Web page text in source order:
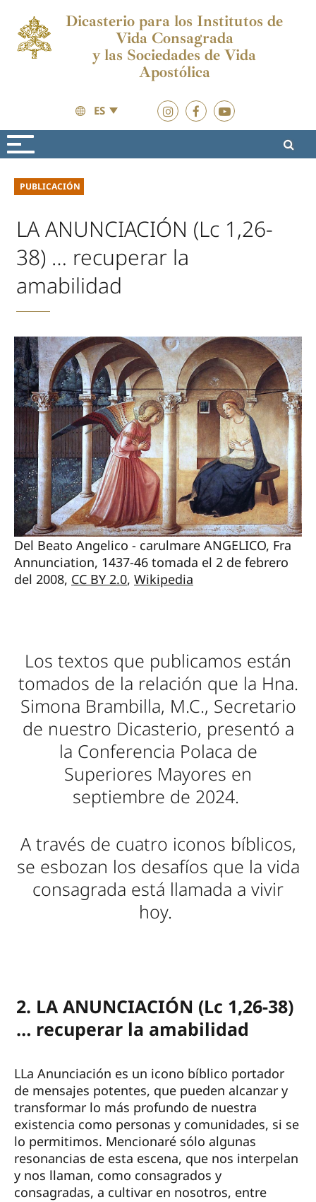
Dicasterio para los Institutos de
Vida Consagrada
y las Sociedades de Vida
Apostólica
ES
Actualidad
PUBLICACIÓN
LA ANUNCIACIÓN (Lc 1,26-
38) … recuperar la
amabilidad
Del Beato Angelico - carulmare ANGELICO, Fra
Annunciation, 1437-46 tomada el 2 de febrero
del 2008, CC BY 2.0, Wikipedia
Los textos que publicamos están
tomados de la relación que la Hna.
Simona Brambilla, M.C., Secretario
de nuestro Dicasterio, presentó a
la Conferencia Polaca de
Superiores Mayores en
septiembre de 2024.
A través de cuatro iconos bíblicos,
se esbozan los desafíos que la vida
consagrada está llamada a vivir
hoy.
2. LA ANUNCIACIÓN (Lc 1,26-38)
… recuperar la amabilidad
LLa Anunciación es un icono bíblico portador
de mensajes potentes, que pueden alcanzar y
transformar lo más profundo de nuestra
existencia como personas y comunidades, si se
lo permitimos. Mencionaré sólo algunas
resonancias de esta escena, que nos interpelan
y nos llaman, como consagrados y
consagradas, a cultivar en nosotros, entre